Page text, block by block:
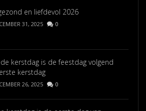
en liefdevol 2026
31, 2025 0
kerstdag is de feestdag volgend
kerstdag
26, 2025 0